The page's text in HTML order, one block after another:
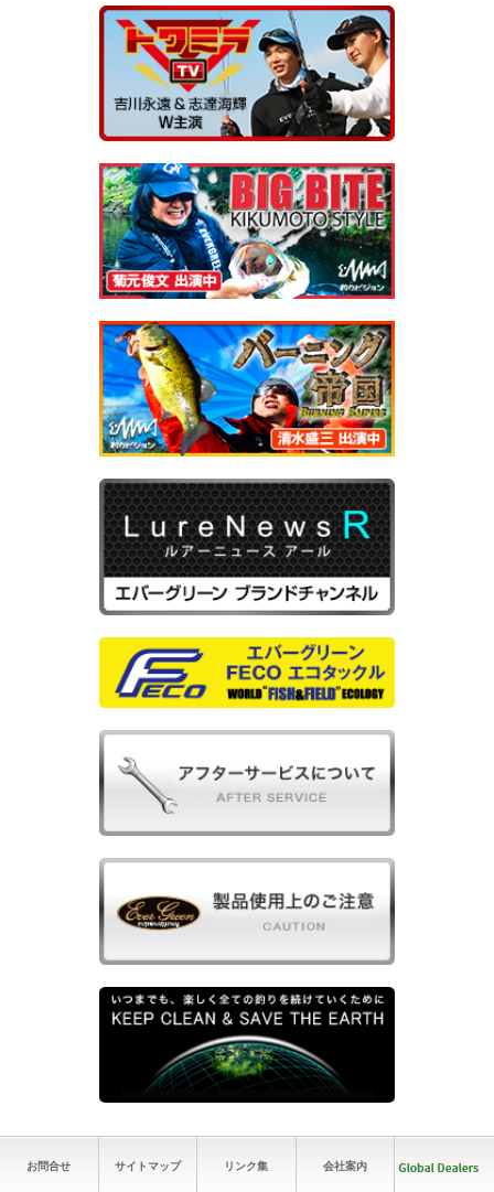
お問合せ サイトマップ リンク集 会社案内